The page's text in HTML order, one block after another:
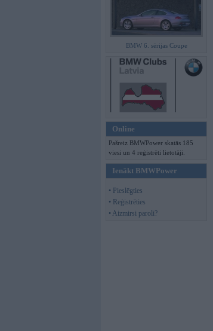
BMW 6. sērijas Coupe
Online
Pašreiz BMWPower skatās 185
viesi un 4 reģistrēti lietotāji.
Ienākt BMWPower
• Pieslēgties
• Reģistrēties
• Aizmirsi paroli?